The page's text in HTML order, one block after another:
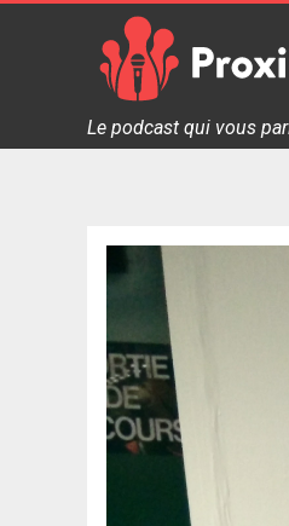
Proxi Jeux - Le
Le podcast qui vous